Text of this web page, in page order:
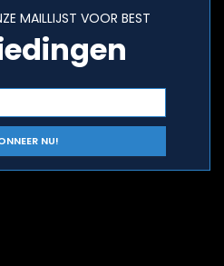
MAILLIJST VOOR BEST